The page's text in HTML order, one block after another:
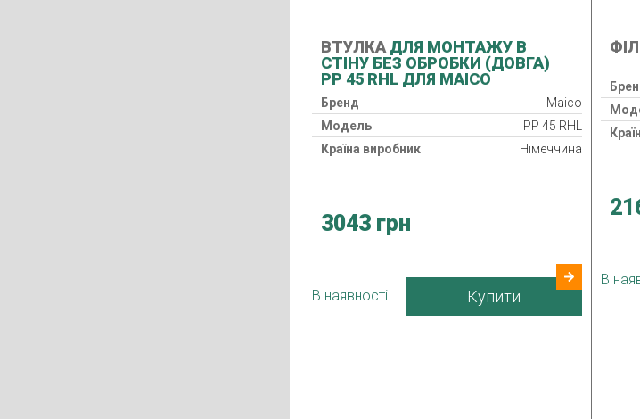
ВТУЛКА ДЛЯ МОНТАЖУ В
СТІНУ БЕЗ ОБРОБКИ (ДОВГА)
PP 45 RHL ДЛЯ MAICO
Бренд
Maico
Модель
PP 45 RHL
Країна виробник
Німеччина
3043 грн
В наявності Купити
В